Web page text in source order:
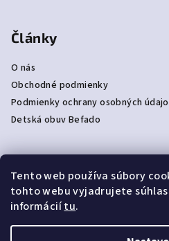
Tento web používa súbory
tohto webu vyjadrujete súhlas
informáciítu.
Články
O nás
Obchodné podmienky
Podmienky ochrany osobných
Detská obuv Befado
Prijímame online platby